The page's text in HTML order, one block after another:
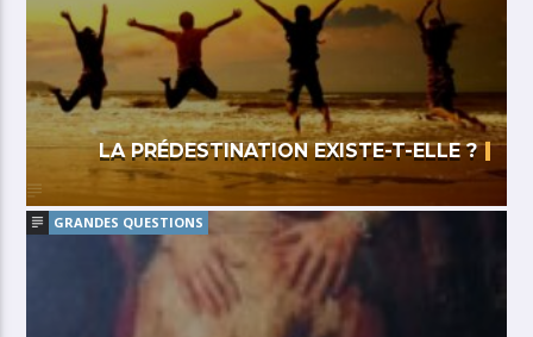
LA PRÉDESTINATION EXISTE-T-ELLE ?
GRANDES QUESTIONS